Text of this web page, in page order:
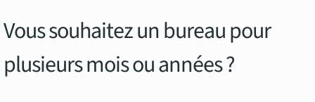
Vous souhaitez un bureau pour
plusieurs mois ou années ?